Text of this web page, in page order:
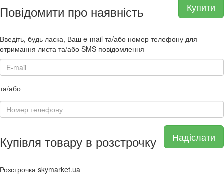
Купити
Повідомити про наявність
Введіть, будь ласка, Ваш e-mail та/або номер телефону для
отримання листа та/або SMS повідомлення
та/або
Надіслати
Купівля товару в розстрочку
Розстрочка skymarket.ua